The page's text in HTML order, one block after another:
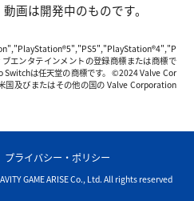
画は開発中のものです。
エンタテインメントの登録商標または商標で
は任天堂の商標です。 ©2024 Valve Cor
及びまたはその他の国の Valve Corporation
プライバシー・ポリシー
GAME ARISE Co., Ltd. All rights reserved